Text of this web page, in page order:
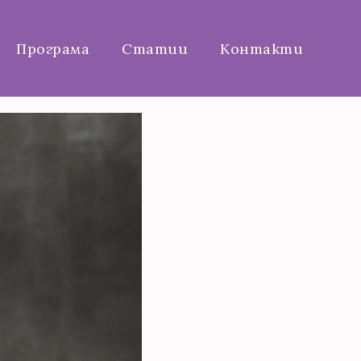
Програма Статии Контакти